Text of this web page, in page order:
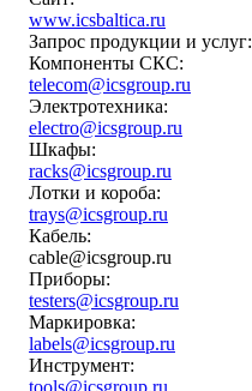
www.icsbaltica.ru
Запрос продукции и услуг:
Компоненты СКС:
telecom@icsgroup.ru
Электротехника:
electro@icsgroup.ru
Шкафы:
racks@icsgroup.ru
Лотки и короба:
trays@icsgroup.ru
Кабель:
cable@icsgroup.ru
Приборы:
testers@icsgroup.ru
Маркировка:
labels@icsgroup.ru
Инструмент:
tools@icsgroup.ru